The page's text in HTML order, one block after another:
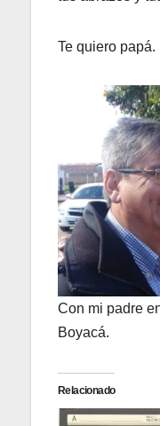
Te quiero papá.
Con mi padre
Boyacá.
Relacionado